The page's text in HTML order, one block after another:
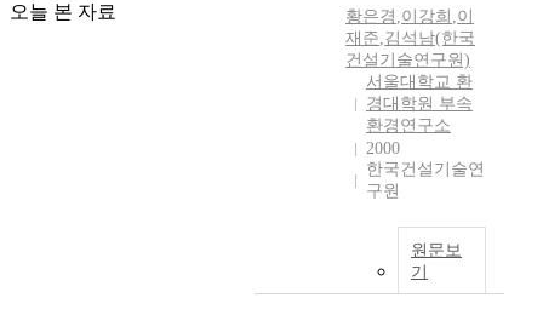
오늘 본 자료 황은경 ,이강희 ,이
재준,김석남(한국
건설기술연구원)
서울대학교 환
경대학원 부속
환경연구소
2000
한국건설기술연
구원
원문보
기